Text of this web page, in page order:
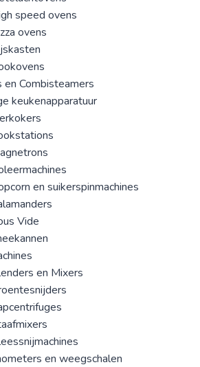
speed ovens
ovens
en Combisteamers
keukenapparatuur
en suikerspinmachines
Vide
en Mixers
en weegschalen